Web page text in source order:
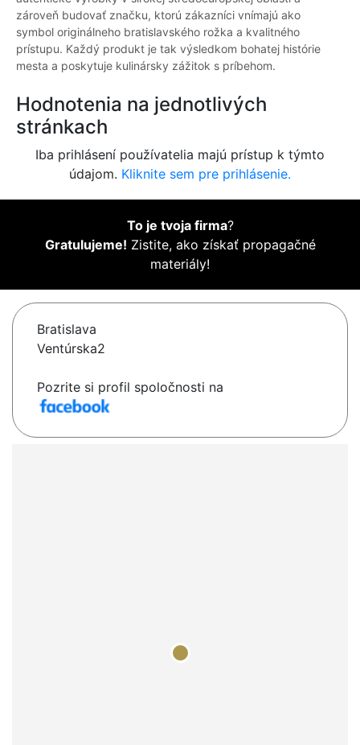
zároveň budovať značku, ktorú zákazníci vnímajú ako
symbol originálneho bratislavského rožka a kvalitného
prístupu. Každý produkt je tak výsledkom bohatej histórie
mesta a poskytuje kulinársky zážitok s príbehom.
Hodnotenia na jednotlivých
stránkach
Iba prihlásení používatelia majú prístup k týmto
údajom. Kliknite sem pre prihlásenie.
To je tvoja firma?
Gratulujeme! Zistite, ako získať propagačné
materiály!
Bratislava
Ventúrska2
Pozrite si profil spoločnosti na